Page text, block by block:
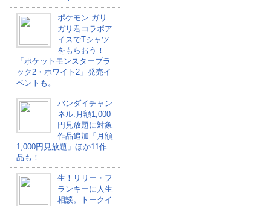
ポケモン.ガリ
ガリ君コラボア
イスでTシャツ
をもらおう！
「ポケットモンスターブラ
ック2・ホワイト2」発売イ
ベントも。
バンダイチャン
ネル.月額1,000
円見放題に対象
作品追加「月額
1,000円見放題」ほか11作
品も！
生！リリー・フ
ランキーに人生
相談。トークイ